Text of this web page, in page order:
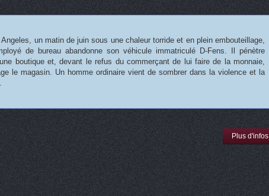
Angeles, un matin de juin sous une chaleur torride et en plein embouteillage,
de bureau abandonne son véhicule immatriculé D-Fens. Il pénètre
boutique et, devant le refus du commerçant de lui faire de la monnaie,
le magasin. Un homme ordinaire vient de sombrer dans la violence et la
Plus d'infos